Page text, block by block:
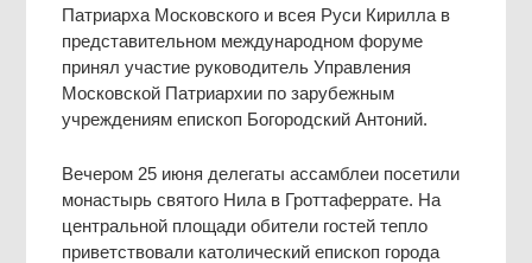
Патриарха Московского и всея Руси Кирилла в
представительном международном форуме
принял участие руководитель Управления
Московской Патриархии по зарубежным
учреждениям епископ Богородский Антоний.
Вечером 25 июня делегаты ассамблеи посетили
монастырь святого Нила в Гроттаферрате. На
центральной площади обители гостей тепло
приветствовали католический епископ города